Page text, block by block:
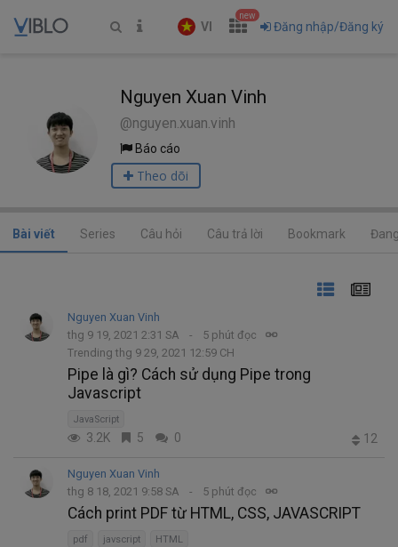
VI
new
Đăng nhập/Đăng ký
Nguyen Xuan Vinh
@nguyen.xuan.vinh
Báo cáo
Theo dõi
Bài viết Series Câu hỏi Câu trả lời Bookmark
Nguyen Xuan Vinh
thg 9 19, 2021 2:31 SA
5 phút đọc
Trending thg 9 29, 2021 12:59 CH
Pipe là gì? Cách sử dụng Pipe trong
Javascript
JavaScript
3.2K 5 0 12
Nguyen Xuan Vinh
thg 8 18, 2021 9:58 SA
5 phút đọc
Cách print PDF từ HTML, CSS, JAVASCRIPT
pdf javscript HTML